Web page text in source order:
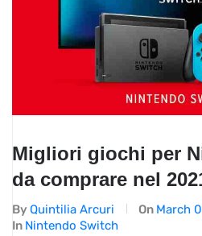
Migliori giochi per
da comprare nel
By Quintilia Arcuri On March
In Nintendo Switch